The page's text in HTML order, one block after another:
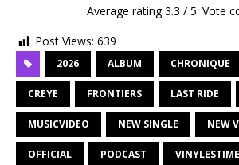
Average rating3.3 / 5. Vote
Post Views: 639
2026 ALBUM CHRONIQUE
CREYE FRONTIERS LAST RIDE
MUSICVIDEO NEW SINGLE NEW
OFFICIAL PODCAST